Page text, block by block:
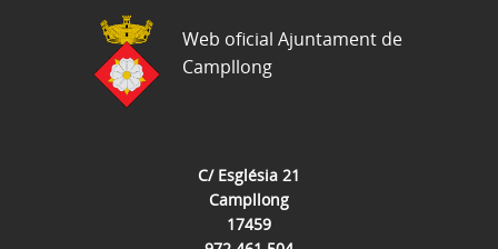
C/ Església 21
Campllong
17459
Web oficial Ajuntament de
Campllong